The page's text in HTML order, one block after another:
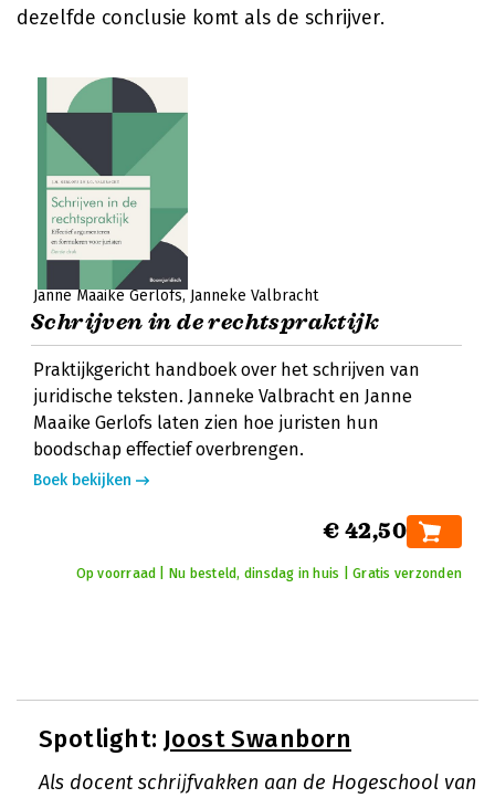
dezelfde conclusie komt als de schrijver.
Janne Maaike Gerlofs Janneke Valbracht
Schrijven in de rechtspraktijk
Praktijkgericht handboek over het schrijven van
juridische teksten. Janneke Valbracht en Janne
Maaike Gerlofs laten zien hoe juristen hun
boodschap effectief overbrengen.
Boek bekijken
€ 42,50
Op voorraad | Nu besteld, dinsdag in huis | Gratis verzonden
Spotlight: Joost Swanborn
Als docent schrijfvakken aan de Hogeschool van